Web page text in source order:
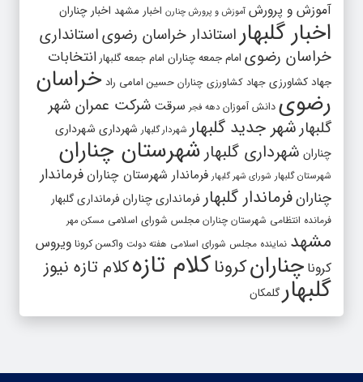
آموزش و پرورش آموزش و پرورش چنارن اخبار مشهد اخبار چناران
اخبار گلبهار استاندار خراسان رضویاستانداری
خراسان رضوی امام جمعه چناران امام جمعه گلبهار انتخابات
جهاد کشاورزی جهاد کشاورزی چناران حسین امامی راد خراسان
رضوی دانش آموزان دهه فجر سرقت شرکت عمران شهر
گلبهارشهر جدید گلبهار شهردار گلبهار شهرداری شهرداری
چناران شهرداری گلبهارشهرستان چناران
شهرستان گلبهار شورای شهر گلبهار فرماندار شهرستان چناران فرماندار
چنارانفرماندار گلبهار فرمانداری چناران فرمانداری گلبهار
فرمانده انتظامی شهرستان چناران مجلس شورای اسلامی مسکن مهر
مشهد نماینده مجلس شورای اسلامی هفته دولت واکسن کرونا ویروس
کرونا چنارانکروناکلام تازهکلام تازه نیوز
گلبهارگلمکان